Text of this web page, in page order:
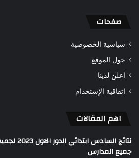
صفحات
سياسية الخصوصية
حول الموقع
اعلن لدينا
اتفاقية الإستخدام
اهم المقالات
جميع المدارس